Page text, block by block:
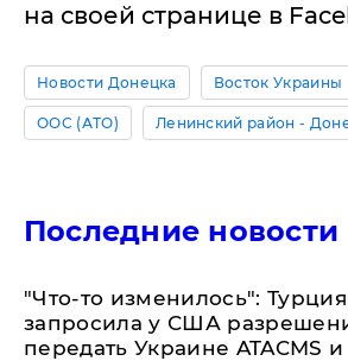
на своей странице в
Новости Донецка Восток Украины
ООС (АТО) Ленинский район -
Последние новости
​"Что-то изменилось": Турция
запросила у США
передать Украине ATACMS